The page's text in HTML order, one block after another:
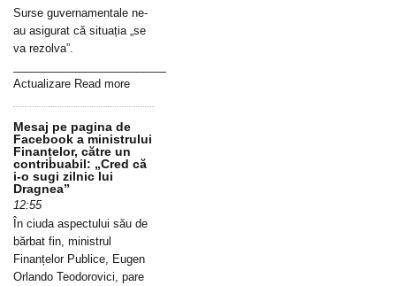
Surse guvernamentale ne-
au asigurat că situația „se
va rezolva”.
Actualizare Read more
Mesaj pe pagina de
Facebook a ministrului
Finanțelor, către un
contribuabil: „Cred că
i-o sugi zilnic lui
Dragnea”
12:55
În ciuda aspectului său de
bărbat fin, ministrul
Finanțelor Publice, Eugen
Orlando Teodorovici, pare